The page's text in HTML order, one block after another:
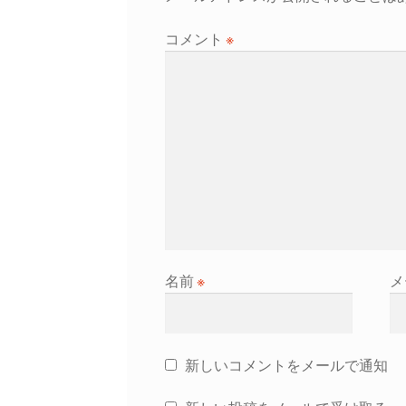
コメント ※
名前※
新しいコメントをメールで通知